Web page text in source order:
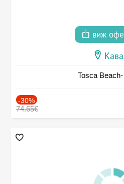
виж
Tosca Beach-
-30%
74.65€